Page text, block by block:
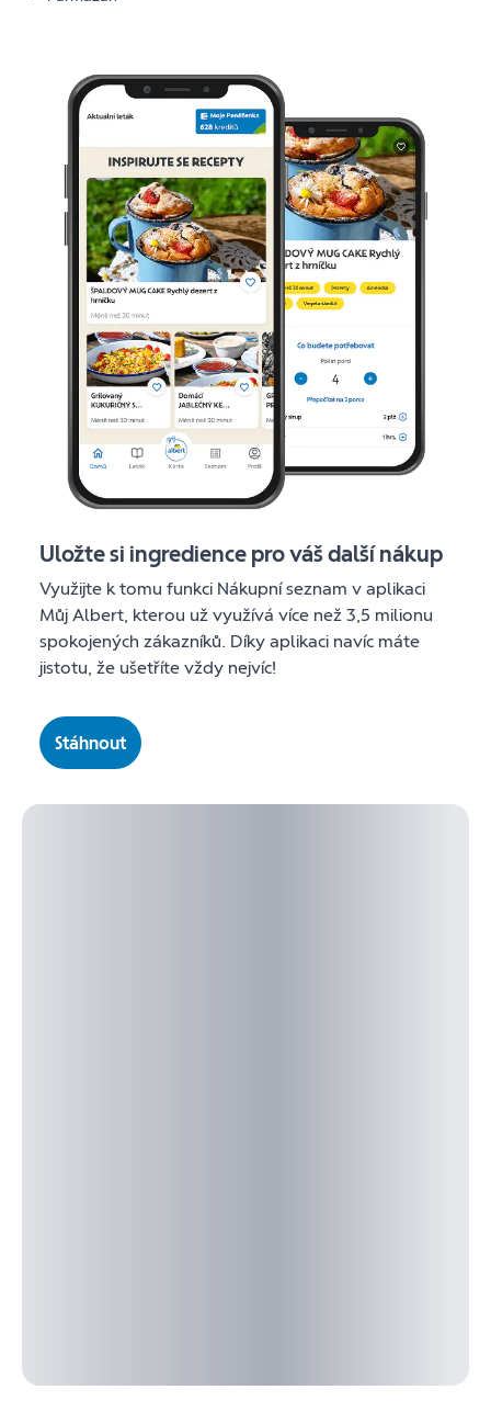
Uložte si ingredience pro váš další nákup
Využijte k tomu funkci Nákupní seznam v aplikaci
Můj Albert, kterou už využívá více než 3,5 milionu
spokojených zákazníků. Díky aplikaci navíc máte
jistotu, že ušetříte vždy nejvíc!
Stáhnout